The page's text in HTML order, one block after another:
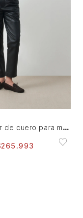
XL
Chaqueta Bomber de cuero para mujer Luzia
265 .993